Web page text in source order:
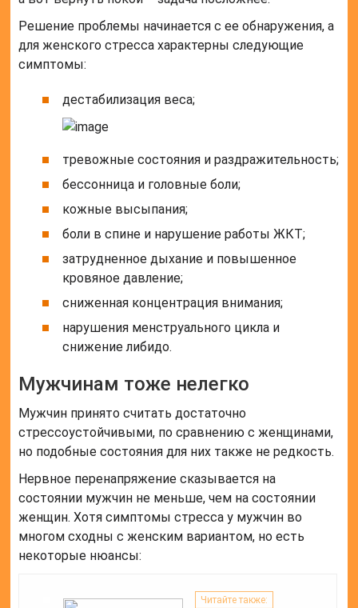
Решение проблемы начинается с ее обнаружения, а
для женского стресса характерны следующие
симптомы:
дестабилизация веса;
тревожные состояния и раздражительность;
бессонница и головные боли;
кожные высыпания;
боли в спине и нарушение работы ЖКТ;
затрудненное дыхание и повышенное
кровяное давление;
сниженная концентрация внимания;
нарушения менструального цикла и
снижение либидо.
Мужчинам тоже нелегко
Мужчин принято считать достаточно
стрессоустойчивыми, по сравнению с женщинами,
но подобные состояния для них также не редкость.
Нервное перенапряжение сказывается на
состоянии мужчин не меньше, чем на состоянии
женщин. Хотя симптомы стресса у мужчин во
многом сходны с женским вариантом, но есть
некоторые нюансы:
Читайте также: